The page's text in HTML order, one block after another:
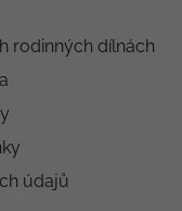
rodinných dílnách
údajů